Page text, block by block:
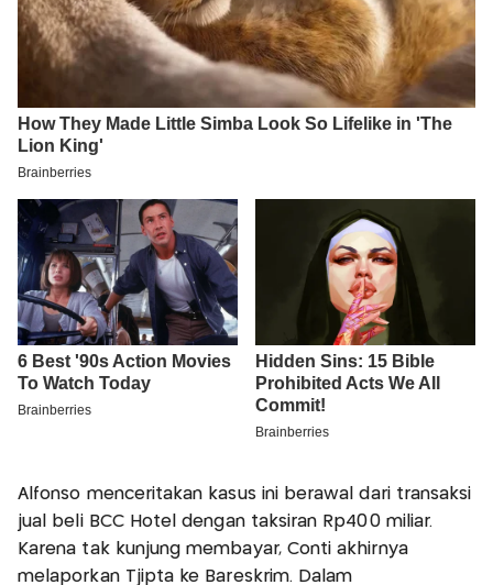
Alfonso menceritakan kasus ini berawal dari transaksi
jual beli BCC Hotel dengan taksiran Rp400 miliar.
Karena tak kunjung membayar, Conti akhirnya
melaporkan Tjipta ke Bareskrim. Dalam